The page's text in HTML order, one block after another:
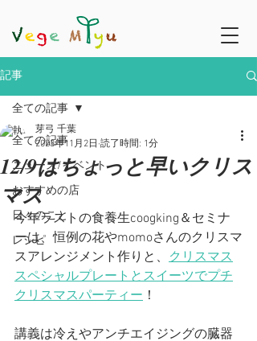
記事
全ての記事
ニュース/イベント
おすすめの店
日々のこと
レシピ
全ての記事
12/9はちょっと早いクリス
マス
芽弓 千葉
2023年11月2日 読了時間: 1分
今年ラストの食養生coogking＆セミナ
ーは、恒例の花やmomoさんのクリスマ
スアレンジメント作りと、 クリスマス
スペシャルプレートとスイーツでプチ
クリスマスパーティー ！
講義は冷えやアンチエイジングの臓器